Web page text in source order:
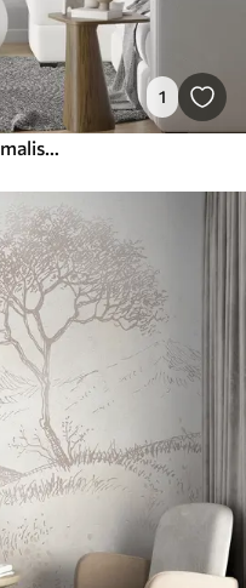
1
Blomster af blåregn, blåregn, minimalisme, monokrom, loft og japansk stil